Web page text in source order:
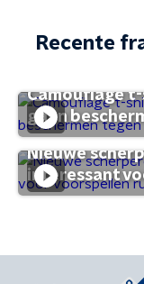
Recente
Camouflage
gaan
Nieuwe
interessant